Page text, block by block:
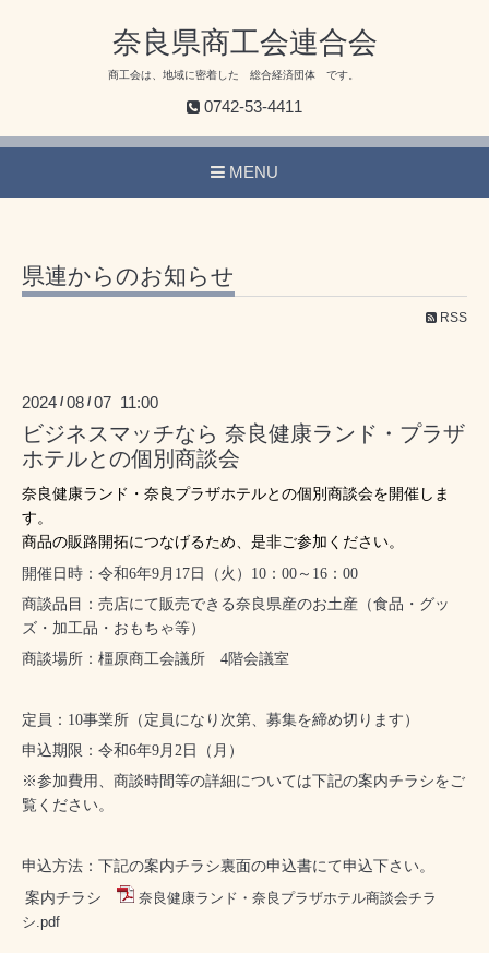
奈良県商工会連合会
商工会は、地域に密着した 総合経済団体 です。
0742-53-4411
MENU
県連からのお知らせ
RSS
2024 /08 /07 11:00
ビジネスマッチなら 奈良健康ランド・プラザ
ホテルとの個別商談会
奈良健康ランド・奈良プラザホテルとの個別商談会を開催しま
す。
商品の販路開拓につなげるため、是非ご参加ください。
開催日時： 令和6年9月17日（火）10：00～16：00
商談品目：売店にて販売できる奈良県産のお土産（食品・グッ
ズ・加工品・おもちゃ等）
商談場所：橿原商工会議所 4階会議室
定員：10事業所（定員になり次第、募集を締め切ります）
申込期限：令和6年9月2日（月）
※参加費用、商談時間等の詳細については下記の案内チラシをご
覧ください。
申込方法：下記の案内チラシ裏面の申込書にて申込下さい。
案内チラシ
奈良健康ランド・奈良プラザホテル商談会チラ
シ.pdf